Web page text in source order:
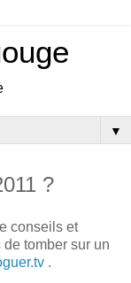
▼
?
conseils et
tomber sur un
.